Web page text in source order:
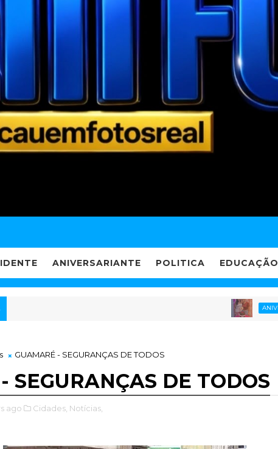
ANIVERSARIANTE POLITICA EDUCAÇÃO
ANIVERSARIANTE
GUAMARÉ - SEGURANÇAS DE TODOS
SEGURANÇAS DE TODOS
ago Cidades, Notícias,